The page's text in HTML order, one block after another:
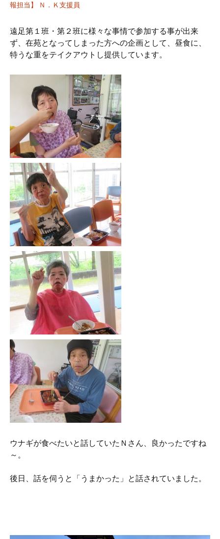
報担当】 Ｎ．Ｋ支援員
遠足第１班・第２班に様々な事情で参加する事が出来
ず、在苑となってしまった方への企画として、昼食に、
特うな重をテイクアウトし提供しています。
ウナギが食べたいと話していたＮさん、良かったですね
～。
後日、話を伺うと「うまかった」と話されていました。